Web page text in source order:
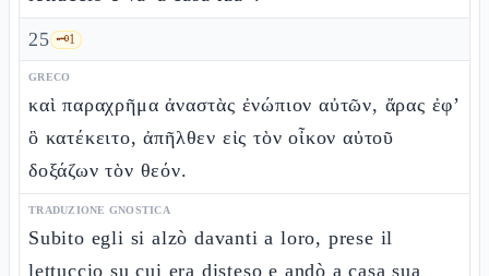
25 🗝️1
GRECO
καὶ παραχρῆμα ἀναστὰς ἐνώπιον αὐτῶν, ἄρας ἐφ’
ὃ κατέκειτο, ἀπῆλθεν εἰς τὸν οἶκον αὐτοῦ
δοξάζων τὸν θεόν.
TRADUZIONE GNOSTICA
Subito egli si alzò davanti a loro, prese il
lettuccio su cui era disteso e andò a casa sua